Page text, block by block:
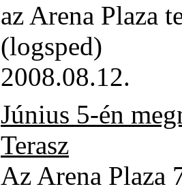
az Arena Plaza
(logsped)
2008.08.12.
Június 5-én
Terasz
Az Arena Plaza